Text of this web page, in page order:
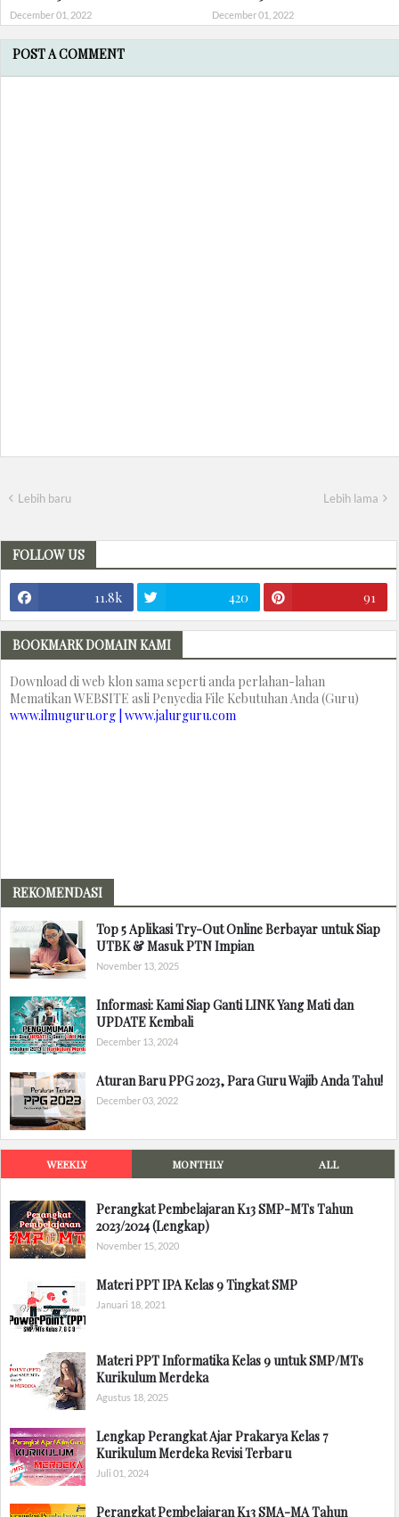
December 01, 2022 December 01, 2022
POST A COMMENT
Lebih baru Lebih lama
FOLLOW US
11.8k 420 91
BOOKMARK DOMAIN KAMI
Download di web klon sama seperti anda perlahan-lahan
Mematikan WEBSITE asli Penyedia File Kebutuhan Anda (Guru)
www.ilmuguru.org | www.jalurguru.com
REKOMENDASI
Top 5 Aplikasi Try-Out Online Berbayar untuk Siap
UTBK & Masuk PTN Impian
November 13, 2025
Informasi: Kami Siap Ganti LINK Yang Mati dan
UPDATE Kembali
December 13, 2024
Aturan Baru PPG 2023, Para Guru Wajib Anda Tahu!
December 03, 2022
WEEKLY MONTHLY ALL
Perangkat Pembelajaran K13 SMP-MTs Tahun
2023/2024 (Lengkap)
November 15, 2020
Materi PPT IPA Kelas 9 Tingkat SMP
Januari 18, 2021
Materi PPT Informatika Kelas 9 untuk SMP/MTs
Kurikulum Merdeka
Agustus 18, 2025
Lengkap Perangkat Ajar Prakarya Kelas 7
Kurikulum Merdeka Revisi Terbaru
Juli 01, 2024
Perangkat Pembelajaran K13 SMA-MA Tahun